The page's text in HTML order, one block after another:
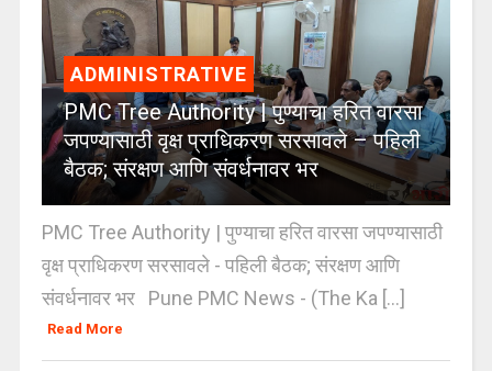
ADMINISTRATIVE
PMC Tree Authority | पुण्याचा हरित वारसा
जपण्यासाठी वृक्ष प्राधिकरण सरसावले – पहिली
बैठक; संरक्षण आणि संवर्धनावर भर
PMC Tree Authority | पुण्याचा हरित वारसा जपण्यासाठी
वृक्ष प्राधिकरण सरसावले - पहिली बैठक; संरक्षण आणि
संवर्धनावर भर Pune PMC News - (The Ka [...]
Read More